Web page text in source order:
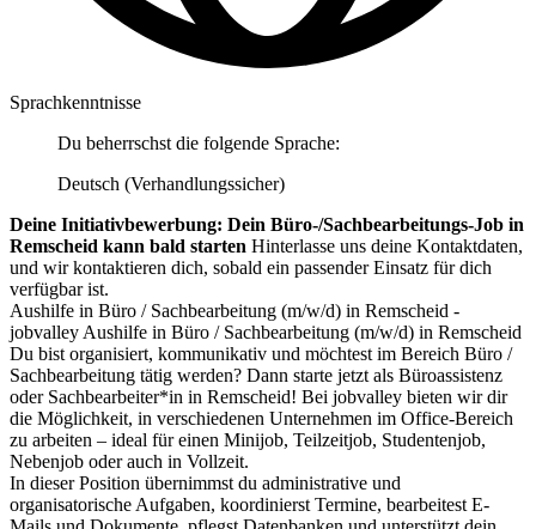
Sprachkenntnisse
Du beherrschst die folgende Sprache:
Deutsch (Verhandlungssicher)
Deine Initiativbewerbung: Dein Büro-/Sachbearbeitungs-Job in
Remscheid kann bald starten Hinterlasse uns deine Kontaktdaten,
und wir kontaktieren dich, sobald ein passender Einsatz für dich
verfügbar ist.
Aushilfe in Büro / Sachbearbeitung (m/w/d) in Remscheid -
jobvalley Aushilfe in Büro / Sachbearbeitung (m/w/d) in Remscheid
Du bist organisiert, kommunikativ und möchtest im Bereich Büro /
Sachbearbeitung tätig werden? Dann starte jetzt als Büroassistenz
oder Sachbearbeiter*in in Remscheid! Bei jobvalley bieten wir dir
die Möglichkeit, in verschiedenen Unternehmen im Office-Bereich
zu arbeiten – ideal für einen Minijob, Teilzeitjob, Studentenjob,
Nebenjob oder auch in Vollzeit.
In dieser Position übernimmst du administrative und
organisatorische Aufgaben, koordinierst Termine, bearbeitest E-